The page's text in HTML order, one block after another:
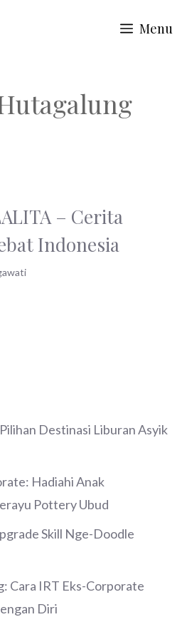
Menu
– Cerita
Indonesia
Destinasi Liburan Asyik
Hadiahi Anak
Pottery Ubud
Skill Nge-Doodle
Cara IRT Eks-Corporate
Diri